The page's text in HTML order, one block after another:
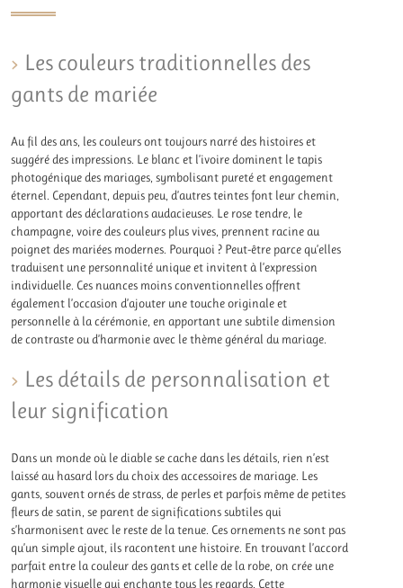
Les couleurs traditionnelles des
gants de mariée
Au fil des ans, les couleurs ont toujours narré des histoires et
suggéré des impressions. Le blanc et l’ivoire dominent le tapis
photogénique des mariages, symbolisant pureté et engagement
éternel. Cependant, depuis peu, d’autres teintes font leur chemin,
apportant des déclarations audacieuses. Le rose tendre, le
champagne, voire des couleurs plus vives, prennent racine au
poignet des mariées modernes. Pourquoi ? Peut-être parce qu’elles
traduisent une personnalité unique et invitent à l’expression
individuelle. Ces nuances moins conventionnelles offrent
également l’occasion d’ajouter une touche originale et
personnelle à la cérémonie, en apportant une subtile dimension
de contraste ou d’harmonie avec le thème général du mariage.
Les détails de personnalisation et
leur signification
Dans un monde où le diable se cache dans les détails, rien n’est
laissé au hasard lors du choix des accessoires de mariage. Les
gants, souvent ornés de strass, de perles et parfois même de petites
fleurs de satin, se parent de significations subtiles qui
s’harmonisent avec le reste de la tenue. Ces ornements ne sont pas
qu’un simple ajout, ils racontent une histoire. En trouvant l’accord
parfait entre la couleur des gants et celle de la robe, on crée une
harmonie visuelle qui enchante tous les regards. Cette